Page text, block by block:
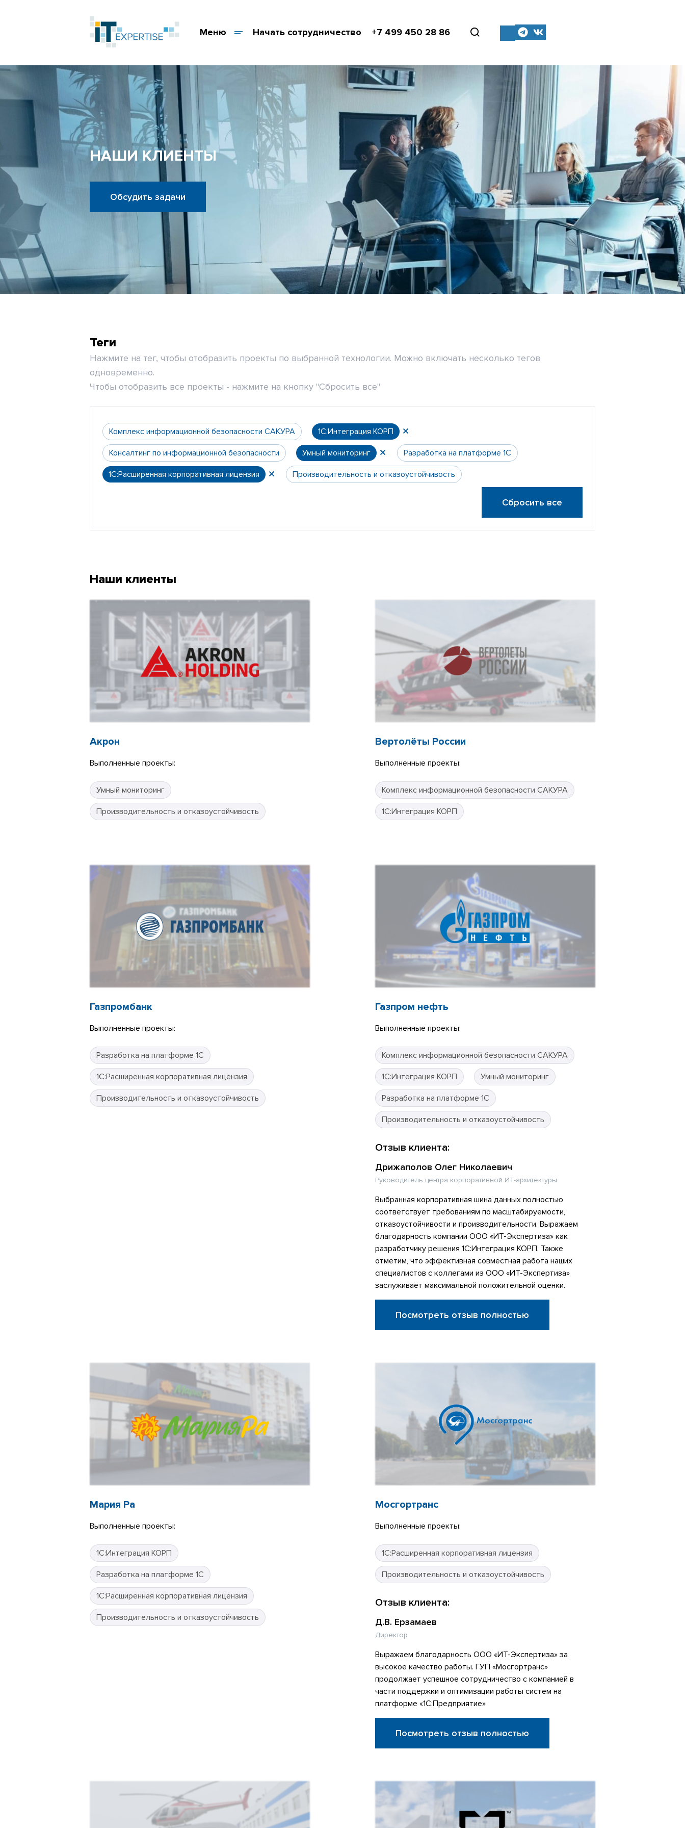
Меню Начать сотрудничество +7 499 450 28 86
НАШИ КЛИЕНТЫ
Обсудить задачи
Теги
Нажмите на тег, чтобы отобразить проекты по выбранной технологии. Можно включать несколько тегов
одновременно.
Чтобы отобразить все проекты - нажмите на кнопку "Сбросить все"
Комплекс информационной безопасности САКУРА 1С:Интеграция КОРП
Консалтинг по информационной безопасности Умный мониторинг Разработка на платформе 1С
1С:Расширенная корпоративная лицензия Производительность и отказоустойчивость
Сбросить все
Наши клиенты
Акрон
Выполненные проекты:
Умный мониторинг
Производительность и отказоустойчивость
Вертолёты России
Выполненные проекты:
Комплекс информационной безопасности САКУРА
1С:Интеграция КОРП
Газпромбанк
Выполненные проекты:
Разработка на платформе 1С
1С:Расширенная корпоративная лицензия
Производительность и отказоустойчивость
Газпром нефть
Выполненные проекты:
Комплекс информационной безопасности САКУРА
1С:Интеграция КОРП Умный мониторинг
Разработка на платформе 1С
Производительность и отказоустойчивость
Отзыв клиента:
Дрижаполов Олег Николаевич
Руководитель центра корпоративной ИТ-архитектуры
Выбранная корпоративная шина данных полностью
соответствует требованиям по масштабируемости,
отказоустойчивости и производительности. Выражаем
благодарность компании ООО «ИТ-Экспертиза» как
разработчику решения 1С:Интеграция КОРП. Также
отметим, что эффективная совместная работа наших
специалистов с коллегами из ООО «ИТ-Экспертиза»
заслуживает максимальной положительной оценки.
Посмотреть отзыв полностью
Мария Ра
Выполненные проекты:
1С:Интеграция КОРП
Разработка на платформе 1С
1С:Расширенная корпоративная лицензия
Производительность и отказоустойчивость
Мосгортранс
Выполненные проекты:
1С:Расширенная корпоративная лицензия
Производительность и отказоустойчивость
Отзыв клиента:
Д.В. Ерзамаев
Директор
Выражаем благодарность ООО «ИТ-Экспертиза» за
высокое качество работы. ГУП «Мосгортранс»
продолжает успешное сотрудничество с компанией в
части поддержки и оптимизации работы систем на
платформе «1С:Предприятие»
Посмотреть отзыв полностью